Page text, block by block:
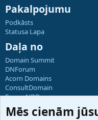
Pakalpojumu
Podkāsts
Statusa Lapa
Daļa no
Domain Summit
DNForum
Acorn Domains
ConsultDomain
ForumNDD
Domainforum.ro
27.be
Mēs cienām